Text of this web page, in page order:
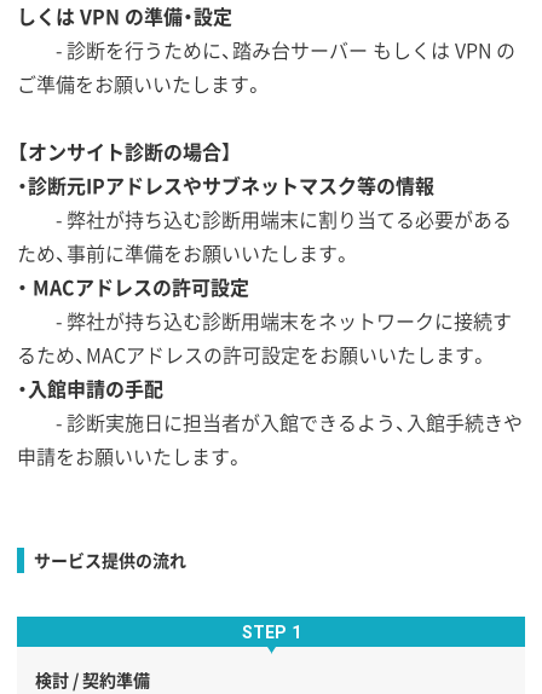
しくは VPN の準備・設定
- 診断を行うために、踏み台サーバー もしくは VPN の
ご準備をお願いいたします。
【オンサイト診断の場合】
・診断元IPアドレスやサブネットマスク等の情報
- 弊社が持ち込む診断用端末に割り当てる必要がある
ため、事前に準備をお願いいたします。
・ MACアドレスの許可設定
- 弊社が持ち込む診断用端末をネットワークに接続す
るため、MACアドレスの許可設定をお願いいたします。
・入館申請の手配
- 診断実施日に担当者が入館できるよう、入館手続きや
申請をお願いいたします。
サービス提供の流れ
検討 / 契約準備